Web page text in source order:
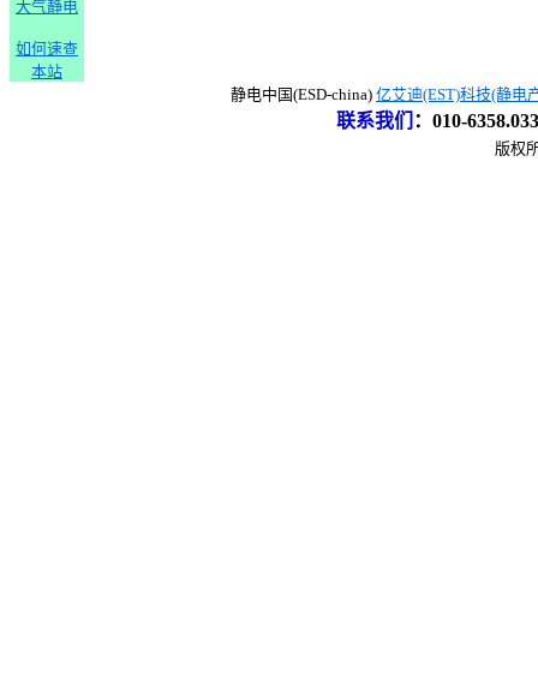
大气静电
如何速查
本站
静电中国(ESD-china) 亿艾迪(EST)科技(静电
联系我们 ： 010-
版权